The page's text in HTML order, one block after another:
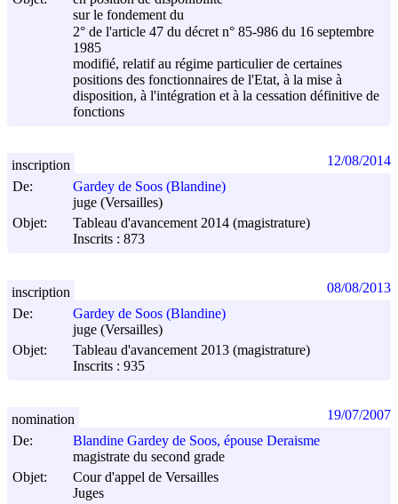
sur le fondement du
2° de l'article 47 du décret n° 85-986 du 16 septembre
1985
modifié, relatif au régime particulier de certaines
positions des fonctionnaires de l'Etat, à la mise à
disposition, à l'intégration et à la cessation définitive de
fonctions
De:
Gardey de Soos (Blandine)
juge (Versailles)
Objet:
Tableau d'avancement 2014 (magistrature)
Inscrits : 873
inscription 12/08/2014
De:
Gardey de Soos (Blandine)
juge (Versailles)
Objet:
Tableau d'avancement 2013 (magistrature)
Inscrits : 935
inscription 08/08/2013
De:
Blandine Gardey de Soos, épouse Deraisme
magistrate du second grade
Objet:
Cour d'appel de Versailles
Juges
nomination 19/07/2007